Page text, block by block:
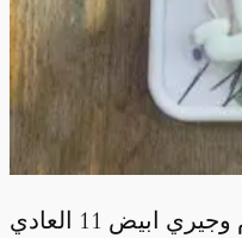
ابيض 11 العادي